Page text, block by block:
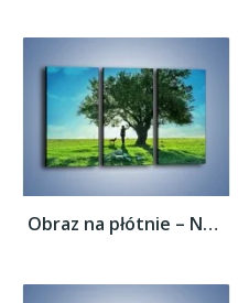
Obraz na płótnie – Na długi spacer z psem...